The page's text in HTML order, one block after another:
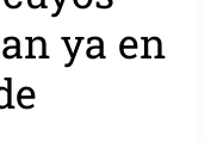
ya en